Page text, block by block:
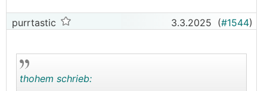
purrtastic 3.3.2025 (#1544)
thohem schrieb: